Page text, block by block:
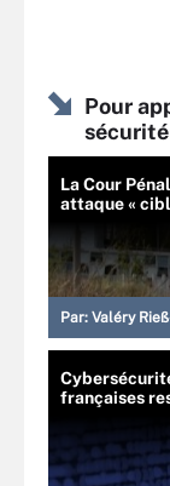
Pour
sécurité
La Cour
attaque «
Par: Valéry
françaises